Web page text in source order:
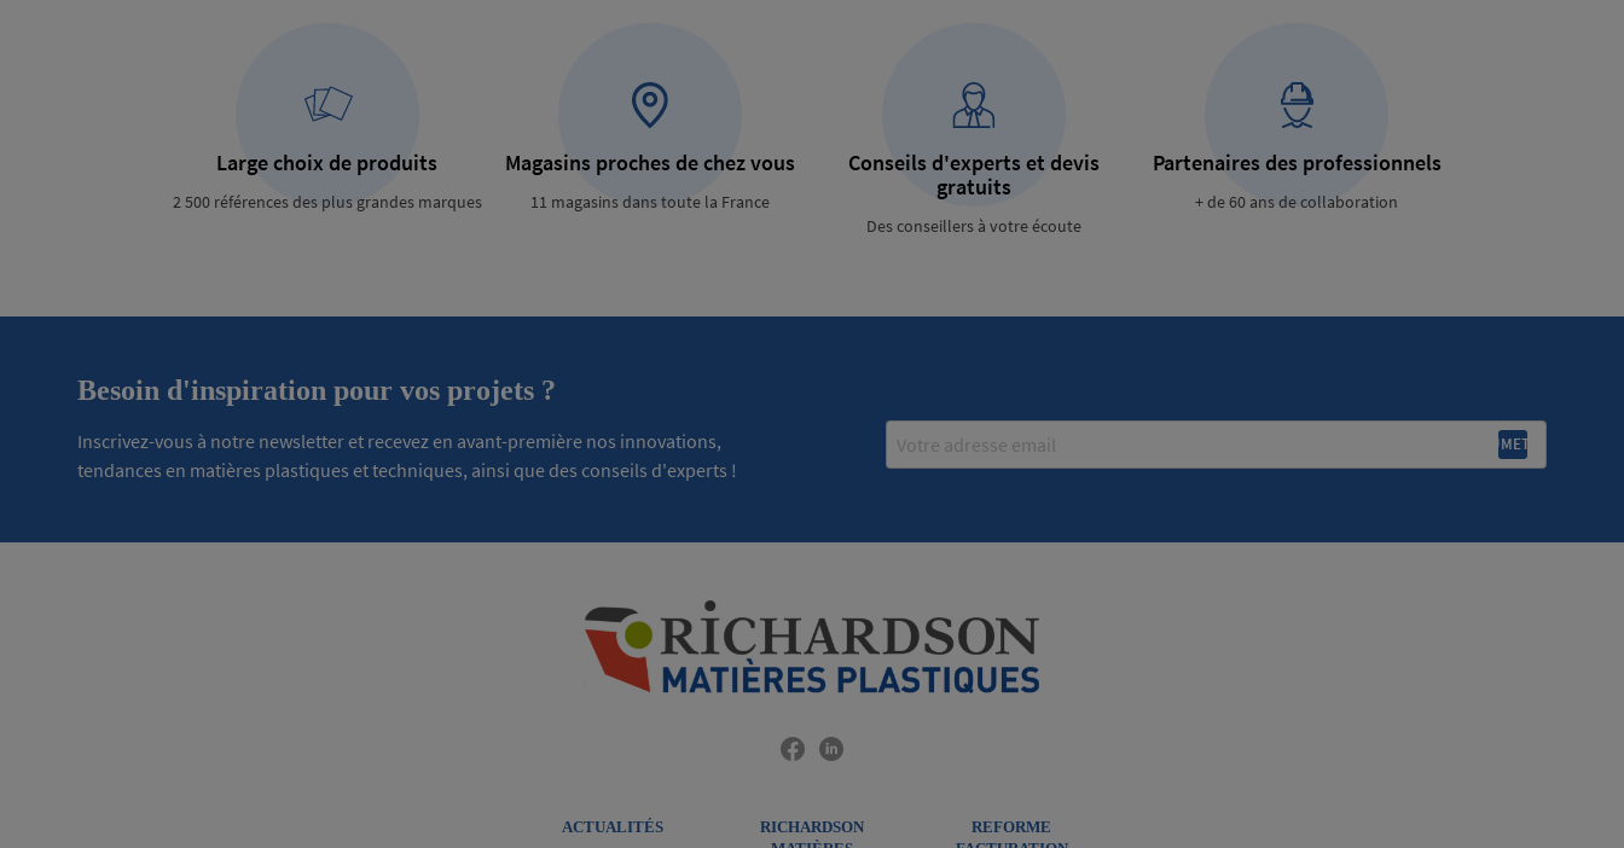
Large choix de produits
2 500 références des plus grandes marques
Magasins proches de chez vous
11 magasins dans toute la France
Conseils d'experts et devis
gratuits
Des conseillers à votre écoute
Partenaires des professionnels
+ de 60 ans de collaboration
Besoin d'inspiration pour vos projets ?
Inscrivez-vous à notre newsletter et recevez en avant-première nos innovations,
tendances en matières plastiques et techniques, ainsi que des conseils d'experts !
Email
ACTUALITÉS
RICHARDSON
REFORME